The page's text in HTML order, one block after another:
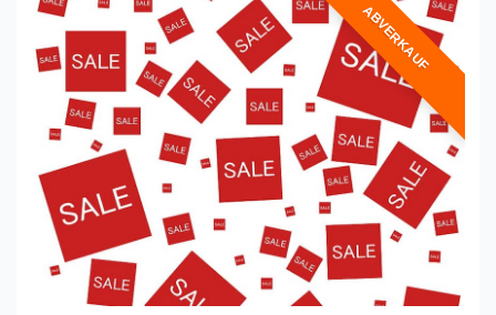
ABVERKAUF